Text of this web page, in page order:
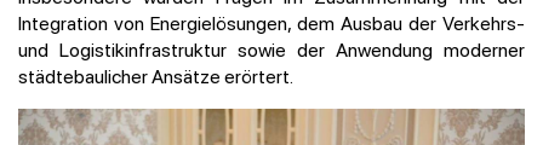
Integration von Energielösungen, dem Ausbau der Verkehrs-
und Logistikinfrastruktur sowie der Anwendung moderner
städtebaulicher Ansätze erörtert.